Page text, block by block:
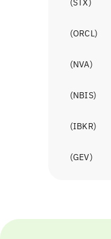
(
ORCL
)
(
NVA
)
(
NBIS
)
(
IBKR
)
(
GEV
)